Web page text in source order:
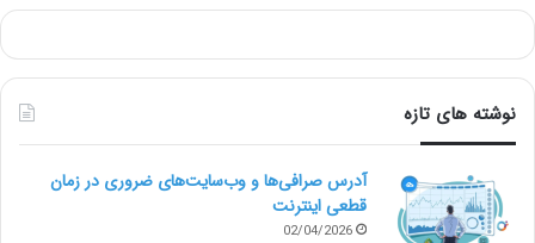
در قدم بعدی یک فهرست بازبینی از همه موارد حسابداری
شرکت های صنعتی که درمورد آن ها نیاز به کمک دارید تهیه
کنید. همه موارد حسابداری که تا به حال مدیریت کرده اید،
چه با نرم افزار حسابداری یا ابزارهای دیگر، و از موارد
نوشته های تازه
آدرس صرافی‌ها و وب‌سایت‌های ضروری در زمان
قطعی اینترنت
02/04/2026